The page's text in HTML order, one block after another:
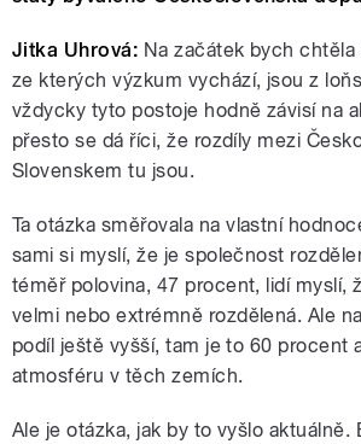
Jitka Uhrová: Na začátek bych
ze kterých výzkum vychází, jsou z
vždycky tyto postoje hodně závisí na
přesto se dá říci, že rozdíly mezi
Slovenskem tu jsou.
Ta otázka směřovala na vlastní
sami si myslí, že je společnost
téměř polovina, 47 procent, lidí myslí,
velmi nebo extrémně rozdělená. Ale
podíl ještě vyšší, tam je to 60 procent
atmosféru v těch zemích.
Ale je otázka, jak by to vyšlo aktuálně.